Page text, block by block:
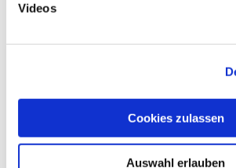
Videos
Cookies zulassen
Auswahl erlauben
Ihre Apotheke
empfiehlt
Was sie selbst tun